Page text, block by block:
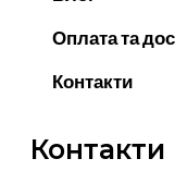
Оплата та
Контакти
Контакти